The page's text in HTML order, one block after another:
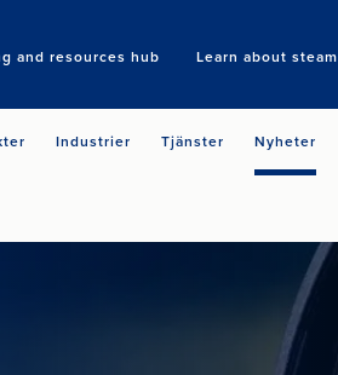
and resources hub Learn about steam
Industrier Tjänster Nyheter